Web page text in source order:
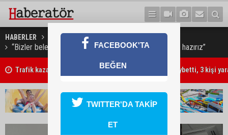
HABERLER GÜNDEM
“Bizler belediyelerimizle, her an mücadeleye girmeye hazırız”
"Ben öldürdüm"
FACEBOOK'TA
BEĞEN
TWITTER'DA TAKİP
ET